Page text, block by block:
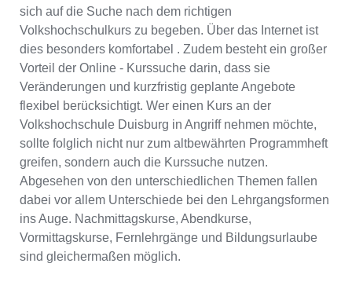
sich auf die Suche nach dem richtigen
Volkshochschulkurs zu begeben. Über das Internet ist
dies besonders komfortabel . Zudem besteht ein großer
Vorteil der Online - Kurssuche darin, dass sie
Veränderungen und kurzfristig geplante Angebote
flexibel berücksichtigt. Wer einen Kurs an der
Volkshochschule Duisburg in Angriff nehmen möchte,
sollte folglich nicht nur zum altbewährten Programmheft
greifen, sondern auch die Kurssuche nutzen.
Abgesehen von den unterschiedlichen Themen fallen
dabei vor allem Unterschiede bei den Lehrgangsformen
ins Auge. Nachmittagskurse, Abendkurse,
Vormittagskurse, Fernlehrgänge und Bildungsurlaube
sind gleichermaßen möglich.